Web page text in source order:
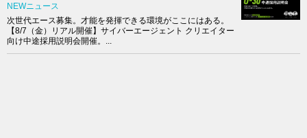
NEWニュース
次世代エース募集。才能を発揮できる環境がここにはある。
【8/7（金）リアル開催】サイバーエージェント クリエイター
向け中途採用説明会開催。...